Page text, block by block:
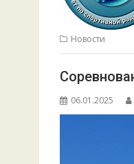
Новости
06.01.2025